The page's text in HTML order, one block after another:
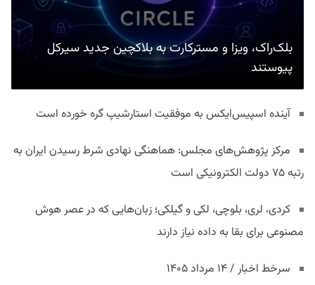
بلک‌راک، ویزا و مسترکارت به بلاکچین جدید سیرکل
پیوستند
آینده اسپیس‌ایکس به موفقیت استارشیپ گره خورده است
مرکز پژوهش‌های مجلس: هماهنگی نهادی شرط رسیدن ایران به
رتبه ۷۵ دولت الکترونیکی است
کردی، لری، بلوچی، لکی و گیلکی؛ زبان‌هایی که در عصر هوش
مصنوعی برای بقا به داده نیاز دارند
سرخط اخبار / ۱۴ مرداد ۱۴۰۵